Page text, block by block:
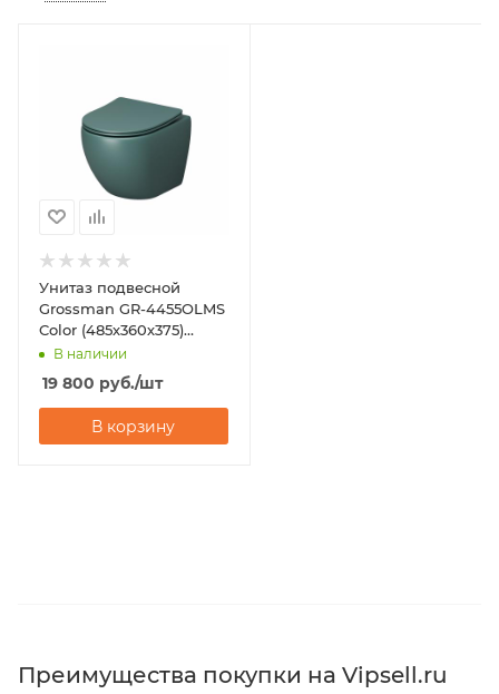
Унитаз подвесной
Grossman GR-4455OLMS
Color (485х360х375)
зеленый
В наличии
19 800 руб./шт
В корзину
Преимущества покупки на Vipsell.ru